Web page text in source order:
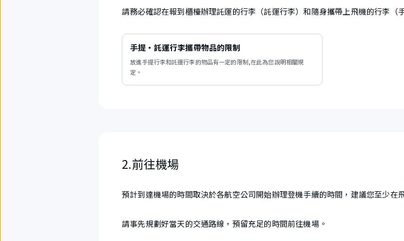
請務必確認在報到櫃檯辦理託運的行李（託運行李）和隨身攜帶上飛機的行李（
手提・託運行李攜帶物品的限制
放進手提行李和託運行李的物品有一定的限制,在此為您說明相關規
定。
2.前往機場
預計到達機場的時間取決於各航空公司開始辦理登機手續的時間，建議您至少在
請事先規劃好當天的交通路線，預留充足的時間前往機場。